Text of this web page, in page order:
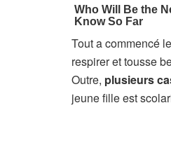
Tout a commencé
respirer et tousse
Outre, plusieurs
jeune fille est